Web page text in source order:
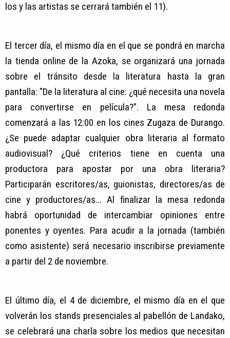
los y las artistas se cerrará también el 11).
El tercer día, el mismo día en el que se pondrá en marcha
la tienda online de la Azoka, se organizará una jornada
sobre el tránsito desde la literatura hasta la gran
pantalla: "De la literatura al cine: ¿qué necesita una novela
para convertirse en película?". La mesa redonda
comenzará a las 12:00 en los cines Zugaza de Durango.
¿Se puede adaptar cualquier obra literaria al formato
audiovisual? ¿Qué criterios tiene en cuenta una
productora para apostar por una obra literaria?
Participarán escritores/as, guionistas, directores/as de
cine y productores/as... Al finalizar la mesa redonda
habrá oportunidad de intercambiar opiniones entre
ponentes y oyentes. Para acudir a la jornada (también
como asistente) será necesario inscribirse previamente
a partir del 2 de noviembre.
El último día, el 4 de diciembre, el mismo día en el que
volverán los stands presenciales al pabellón de Landako,
se celebrará una charla sobre los medios que necesitan